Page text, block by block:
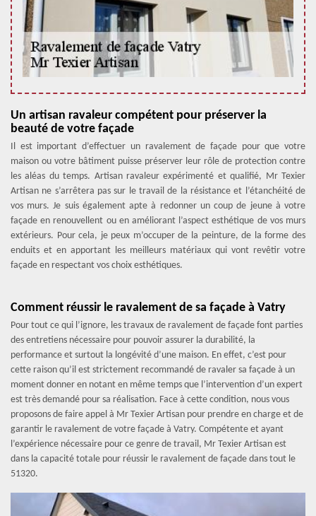
Un artisan ravaleur compétent pour préserver la
beauté de votre façade
Il est important d’effectuer un ravalement de façade pour que votre
maison ou votre bâtiment puisse préserver leur rôle de protection contre
les aléas du temps. Artisan ravaleur expérimenté et qualifié, Mr Texier
Artisan ne s’arrêtera pas sur le travail de la résistance et l’étanchéité de
vos murs. Je suis également apte à redonner un coup de jeune à votre
façade en renouvellent ou en améliorant l’aspect esthétique de vos murs
extérieurs. Pour cela, je peux m’occuper de la peinture, de la forme des
enduits et en apportant les meilleurs matériaux qui vont revêtir votre
façade en respectant vos choix esthétiques.
Comment réussir le ravalement de sa façade à Vatry
Pour tout ce qui l’ignore, les travaux de ravalement de façade font parties
des entretiens nécessaire pour pouvoir assurer la durabilité, la
performance et surtout la longévité d’une maison. En effet, c’est pour
cette raison qu’il est strictement recommandé de ravaler sa façade à un
moment donner en notant en même temps que l’intervention d’un expert
est très demandé pour sa réalisation. Face à cette condition, nous vous
proposons de faire appel à Mr Texier Artisan pour prendre en charge et de
garantir le ravalement de votre façade à Vatry. Compétente et ayant
l’expérience nécessaire pour ce genre de travail, Mr Texier Artisan est
dans la capacité totale pour réussir le ravalement de façade dans tout le
51320.